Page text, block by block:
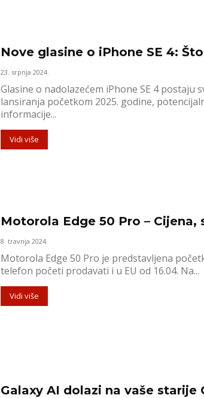
Nove glasine o iPhone SE 4:
23. srpnja 2024.
Glasine o nadolazećem iPhone SE 4 postaju
lansiranja početkom 2025. godine,
informacije...
Vidi više
Motorola Edge 50 Pro –
8. travnja 2024.
Motorola Edge 50 Pro je predstavljena
telefon početi prodavati i u EU od 16.04. Na...
Vidi više
Galaxy AI dolazi na vaše